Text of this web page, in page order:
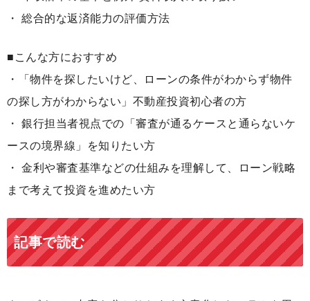
・ 総合的な返済能力の評価方法
■こんな方におすすめ
・「物件を探したいけど、ローンの条件がわからず物件
の探し方がわからない」不動産投資初心者の方
・ 銀行担当者視点での「審査が通るケースと通らないケ
ースの境界線」を知りたい方
・ 金利や審査基準などの仕組みを理解して、ローン戦略
まで考えて投資を進めたい方
記事で読む